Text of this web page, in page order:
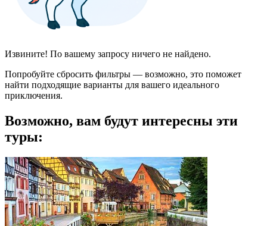
Извините! По вашему запросу ничего не найдено.
Попробуйте сбросить фильтры — возможно, это поможет
найти подходящие варианты для вашего идеального
приключения.
Возможно, вам будут интересны эти
туры: